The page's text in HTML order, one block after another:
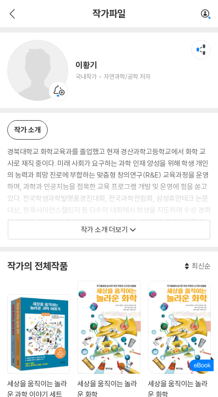
작가파일
이황기
국내작가 자연과학/공학 저자
자연과학/공학 저자
작가 소개
경북대학교 화학교육과를 졸업했고 현재 경산과학고등학교에서 화학 교
사로 재직 중이다. 미래 사회가 요구하는 과학 인재 양성을 위해 학생 개인
의 능력과 희망 진로에 부합하는 맞춤형 창의연구(R&E) 교육과정을 운영
하며, 과학과 인공지능을 접목한 교육 프로그램 개발 및 운영에 힘을 쏟고
있다. 전국학생과학발명품경진대회, 전국과학전람회, 삼성휴먼테크 논문
대상, 한화사이언스챌린지 등 다수의 대회에서 학생을 지도하며 수상 경력
을 쌓았다. 이 밖에도 전국과학경진대회 전문가, 경북과학영재교육원 AI
화학 지도 강사, 경북교육청과학원 연수 강사로 활동하고 있다.
작가 소개 더보기
작가의 전체작품 최신순
세상을 움직이는 놀라
운 과학 이야기 세트
세상을 움직이는 놀라
운 화학
세상을 움직이는 놀라
운 화학